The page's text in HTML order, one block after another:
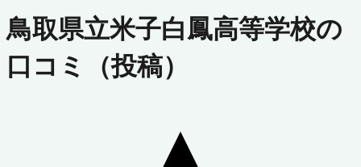
鳥取県立米子白鳳高等学校の
口コミ（投稿）